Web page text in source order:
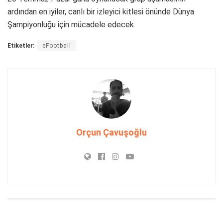
ardından en iyiler, canlı bir izleyici kitlesi önünde Dünya
Şampiyonluğu için mücadele edecek.
Etiketler: eFootball
Orçun Çavuşoğlu